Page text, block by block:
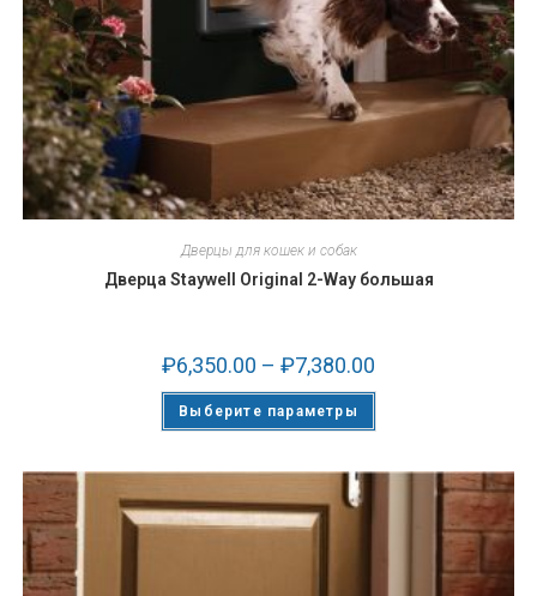
Дверцы для кошек и собак
Дверца Staywell Original 2-Way большая
₽6,350.00 – ₽7,380.00
Выберите параметры